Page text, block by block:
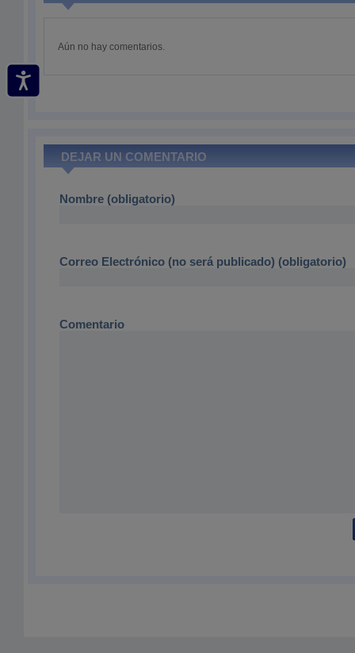
Aún no hay comentarios.
DEJAR UN COMENTARIO
Nombre (obligatorio)
Correo Electrónico (no será publicado) (obligatorio)
Comentario